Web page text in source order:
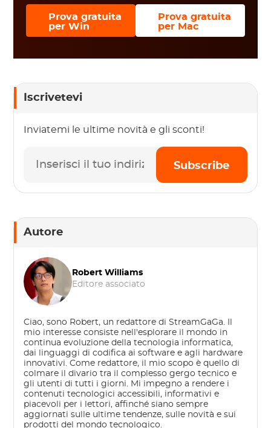
Prova gratuita
per Win
Prova gratuita
per Mac
Iscrivetevi
Inviatemi le ultime novità e gli sconti!
Subscribe
Autore
Robert Williams
Editore associato
Ciao, sono Robert, un redattore di StreamGaGa. Il
mio interesse consiste nell'esplorare il mondo in
continua evoluzione della tecnologia informatica,
dai linguaggi di codifica ai software e agli hardware
innovativi. Come redattore, il mio scopo è quello di
colmare il divario tra il complesso gergo tecnico e
gli utenti di tutti i giorni. Mi impegno a rendere i
contenuti tecnologici accessibili, informativi e
piacevoli per i lettori, affinché siano sempre
aggiornati sulle ultime tendenze, sulle novità e sui
prodotti del mondo tecnologico.